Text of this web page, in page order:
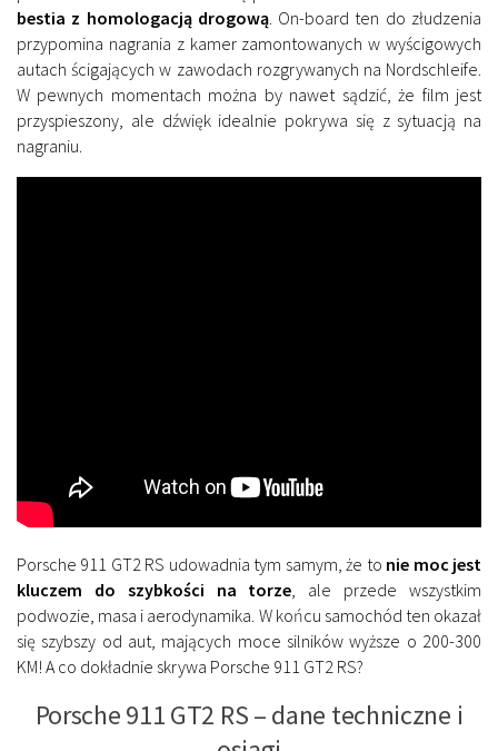
bestia z homologacją drogową. On-board ten do złudzenia
przypomina nagrania z kamer zamontowanych w wyścigowych
autach ścigających w zawodach rozgrywanych na Nordschleife.
W pewnych momentach można by nawet sądzić, że film jest
przyspieszony, ale dźwięk idealnie pokrywa się z sytuacją na
nagraniu.
Porsche 911 GT2 RS udowadnia tym samym, że to nie moc jest
kluczem do szybkości na torze , ale przede wszystkim
podwozie, masa i aerodynamika. W końcu samochód ten okazał
się szybszy od aut, mających moce silników wyższe o 200-300
KM! A co dokładnie skrywa Porsche 911 GT2 RS?
Porsche 911 GT2 RS – dane techniczne i